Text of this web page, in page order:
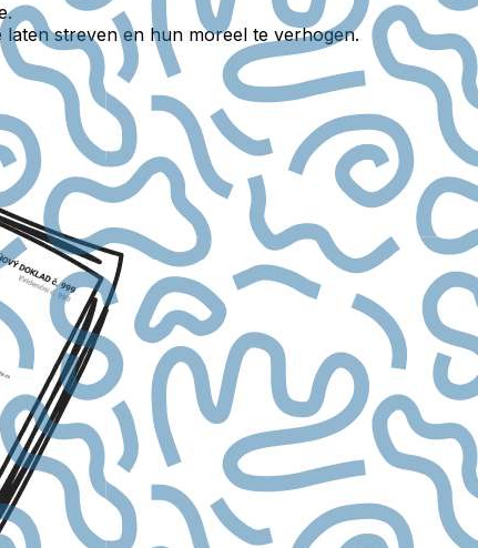
streven en hun moreel te verhogen.